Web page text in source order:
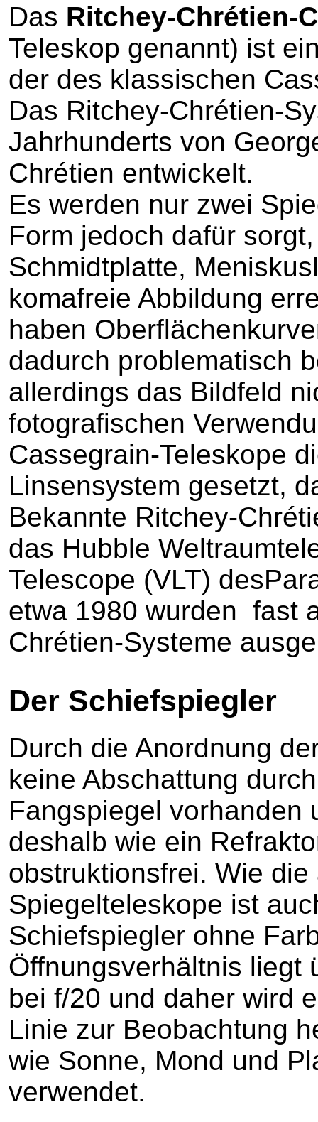
Das Ritchey-Chrétien-
Teleskop genannt) ist
der des klassischen
Das Ritchey-Chrétien-
Jahrhunderts von
Chrétien entwickelt.
Es werden nur zwei
Form jedoch dafür
Schmidtplatte,
komafreie Abbildung
haben
dadurch problematisch
allerdings das Bildfeld
fotografischen
Cassegrain-Teleskope
Linsensystem gesetzt,
Bekannte Ritchey-
das Hubble
Telescope (VLT)
etwa 1980 wurden fast
Chrétien-Systeme
Der Schiefspiegler
Durch die Anordnung
keine Abschattung
Fangspiegel vorhanden
deshalb wie ein
obstruktionsfrei. Wie die
Spiegelteleskope ist
Schiefspiegler ohne
Öffnungsverhältnis liegt
bei f/20 und daher wird
Linie zur Beobachtung
wie Sonne, Mond und
verwendet.